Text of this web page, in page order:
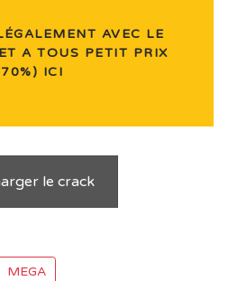
AVEC LE
A TOUS PETIT PRIX
ICI
le crack
MEGA